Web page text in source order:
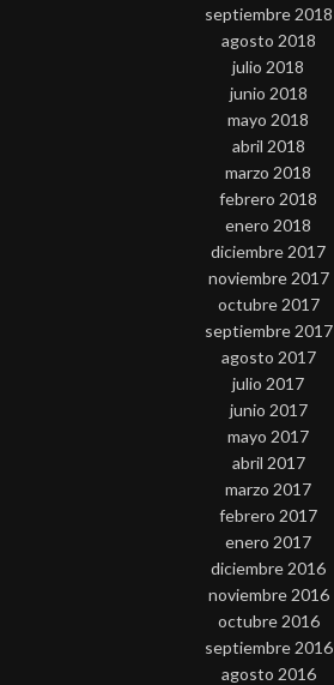
septiembre 2018
agosto 2018
julio 2018
junio 2018
mayo 2018
abril 2018
marzo 2018
febrero 2018
enero 2018
diciembre 2017
noviembre 2017
octubre 2017
septiembre 2017
agosto 2017
julio 2017
junio 2017
mayo 2017
abril 2017
marzo 2017
febrero 2017
enero 2017
diciembre 2016
noviembre 2016
octubre 2016
septiembre 2016
agosto 2016